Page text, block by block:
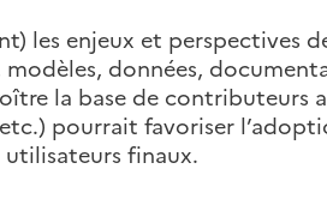
les enjeux et perspectives
modèles, données,
la base de
pourrait favoriser
finaux.